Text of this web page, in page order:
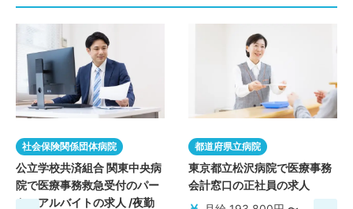
社会保険関係団体病院
公立学校共済組合 関東中央病
院で医療事務救急受付のパー
ト・アルバイトの求人 /夜勤
都道府県立病院
東京都立松沢病院で医療事務
会計窓口の正社員の求人